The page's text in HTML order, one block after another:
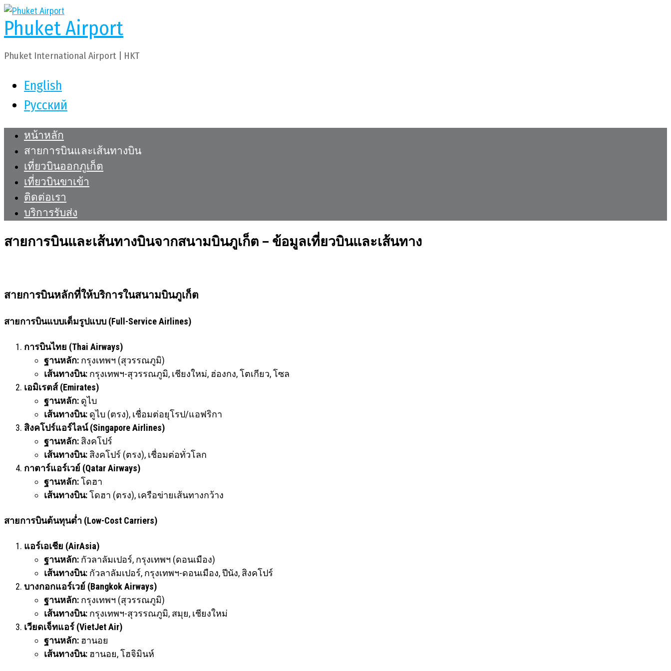
Skip
to
content
Phuket Airport
Phuket International Airport | HKT
English
Русский
หน้าหลัก
สายการบินและเส้นทางบิน
เที่ยวบินออกภูเก็ต
เที่ยวบินขาเข้า
ติดต่อเรา
บริการรับส่ง
สายการบินและเส้นทางบินจากสนามบินภูเก็ต – ข้อมูลเที่ยวบินและเส้นทาง
สายการบินหลักที่ให้บริการในสนามบินภูเก็ต
สายการบินแบบเต็มรูปแบบ (Full-Service Airlines)
การบินไทย (Thai Airways)
ฐานหลัก: กรุงเทพฯ (สุวรรณภูมิ)
เส้นทางบิน: กรุงเทพฯ-สุวรรณภูมิ, เชียงใหม่, ฮ่องกง, โตเกียว, โซล
เอมิเรตส์ (Emirates)
ฐานหลัก: ดูไบ
เส้นทางบิน: ดูไบ (ตรง), เชื่อมต่อยุโรป/แอฟริกา
สิงคโปร์แอร์ไลน์ (Singapore Airlines)
ฐานหลัก: สิงคโปร์
เส้นทางบิน: สิงคโปร์ (ตรง), เชื่อมต่อทั่วโลก
กาตาร์แอร์เวย์ (Qatar Airways)
ฐานหลัก:โดฮา
เส้นทางบิน:โดฮา (ตรง), เครือข่ายเส้นทางกว้าง
สายการบินต้นทุนต่ำ (Low-Cost Carriers)
แอร์เอเชีย (AirAsia)
ฐานหลัก: กัวลาลัมเปอร์, กรุงเทพฯ (ดอนเมือง)
เส้นทางบิน: กัวลาลัมเปอร์, กรุงเทพฯ-ดอนเมือง, ปีนัง, สิงคโปร์
บางกอกแอร์เวย์ (Bangkok Airways)
ฐานหลัก: กรุงเทพฯ (สุวรรณภูมิ)
เส้นทางบิน: กรุงเทพฯ-สุวรรณภูมิ, สมุย, เชียงใหม่
เวียดเจ็ทแอร์ (VietJet Air)
ฐานหลัก: ฮานอย
เส้นทางบิน: ฮานอย, โฮจิมินห์